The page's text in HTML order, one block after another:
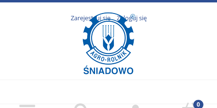
Zarejestruj się Zaloguj się